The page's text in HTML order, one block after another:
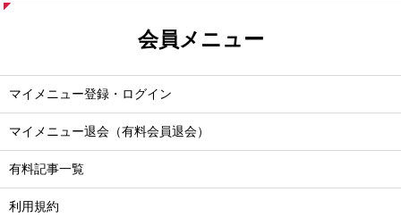
会員メニュー
マイメニュー登録・ログイン
マイメニュー退会（有料会員退会）
有料記事一覧
利用規約